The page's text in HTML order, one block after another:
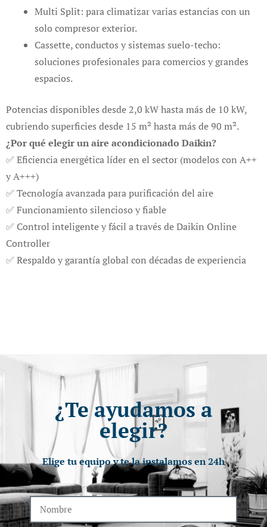
Multi Split: para climatizar varias estancias con un
solo compresor exterior.
Cassette, conductos y sistemas suelo-techo:
soluciones profesionales para comercios y grandes
espacios.
Potencias disponibles desde 2,0 kW hasta más de 10 kW,
cubriendo superficies desde 15 m² hasta más de 90 m².
¿Por qué elegir un aire acondicionado Daikin?
✅ Eficiencia energética líder en el sector (modelos con A++
y A+++)
✅ Tecnología avanzada para purificación del aire
✅ Funcionamiento silencioso y fiable
✅ Control inteligente y fácil a través de Daikin Online
Controller
✅ Respaldo y garantía global con décadas de experiencia
¿Te ayudamos a
elegir?
Elige tu equipo y te la instalamos en 24h